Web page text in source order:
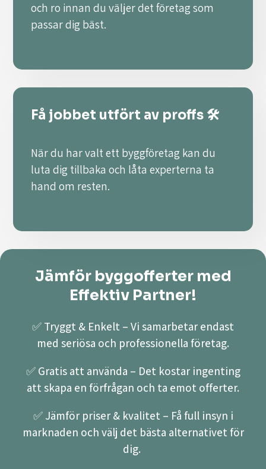
och ro innan du väljer det företag som
passar dig bäst.
Få jobbet utfört av proffs 🛠️
När du har valt ett byggföretag kan du
luta dig tillbaka och låta experterna ta
hand om resten.
Jämför byggofferter med
Effektiv Partner!
✅ Tryggt & Enkelt – Vi samarbetar endast
med seriösa och professionella företag.
✅ Gratis att använda – Det kostar ingenting
att skapa en förfrågan och ta emot offerter.
✅ Jämför priser & kvalitet – Få full insyn i
marknaden och välj det bästa alternativet för
dig.